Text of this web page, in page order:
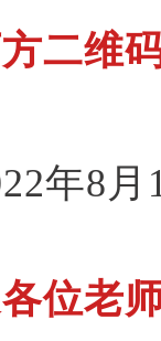
二维
年8月
位老